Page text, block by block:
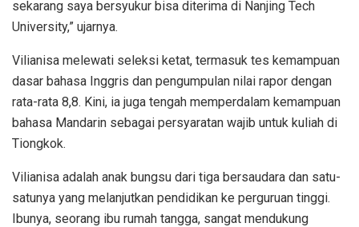
sekarang saya bersyukur bisa diterima di Nanjing Tech
University,” ujarnya.
Vilianisa melewati seleksi ketat, termasuk tes kemampuan
dasar bahasa Inggris dan pengumpulan nilai rapor dengan
rata-rata 8,8. Kini, ia juga tengah memperdalam kemampuan
bahasa Mandarin sebagai persyaratan wajib untuk kuliah di
Tiongkok.
Vilianisa adalah anak bungsu dari tiga bersaudara dan satu-
satunya yang melanjutkan pendidikan ke perguruan tinggi.
Ibunya, seorang ibu rumah tangga, sangat mendukung